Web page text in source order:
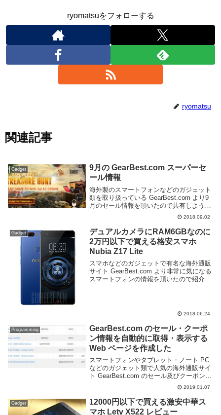
ryomatsuをフォローする
ryomatsu
関連記事
Gadget
9月の GearBest.com スーパーセ
ール情報
海外製のスマートフォンなどのガジェット
類を取り扱っている GearBest.com より9
月のセール情報を頂いたので共有しよう。
セール会場 URL, 開始日時セールは以下の
リンクより確認できる。セールの開始日時
は9月3日16時(日本時間)か...
2018.09.02
Gadget
デュアルカメラにRAM6GBなのに
2万円以下で買える格安スマホ
Nubia Z17 Lite
スマホなどのガジェットで有名な海外通販
サイト GearBest.com より非常に気になる
スマートフォンの情報を頂いたので紹介し
2018.06.24
Programming
GearBest.com のセール・クーポ
ン情報を自動的に取得・表示する
Web ページを作成した
スマートフォンやタブレット・ノート PC
などのガジェット類で人気の海外通販サイ
ト GearBest.com のセール及びクーポン情
報をまとめたページを作成した。以下のリ
ンクより確認できる。セール・クーポン情
報の取得方法だが、GearBes...
2019.01.07
Gadget
12000円以下で買える激安中華ス
マホ Letv X522 レビュー